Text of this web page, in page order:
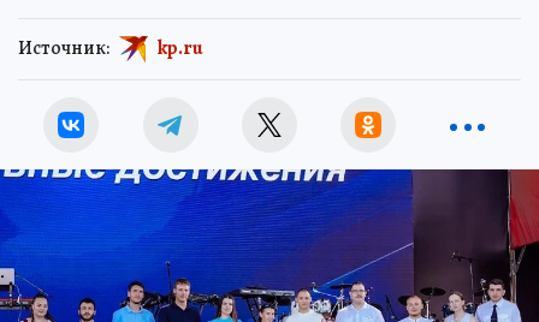
Источник: kp.ru